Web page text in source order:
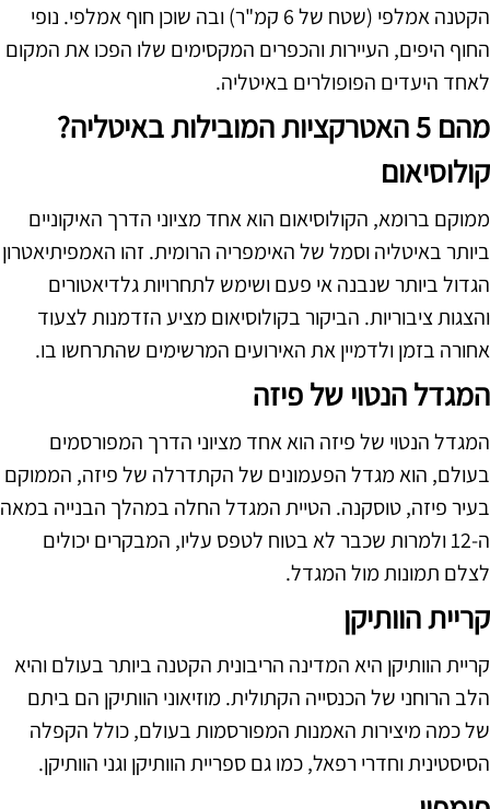
הקטנה אמלפי (שטח של 6 קמ"ר) ובה שוכן חוף אמלפי. נופי
החוף היפים, העיירות והכפרים המקסימים שלו הפכו את המקום
לאחד היעדים הפופולרים באיטליה.
מהם 5 האטרקציות המובילות באיטליה?
קולוסיאום
ממוקם ברומא, הקולוסיאום הוא אחד מציוני הדרך האיקוניים
ביותר באיטליה וסמל של האימפריה הרומית. זהו האמפיתיאטרון
הגדול ביותר שנבנה אי פעם ושימש לתחרויות גלדיאטורים
והצגות ציבוריות. הביקור בקולוסיאום מציע הזדמנות לצעוד
אחורה בזמן ולדמיין את האירועים המרשימים שהתרחשו בו.
המגדל הנטוי של פיזה
המגדל הנטוי של פיזה הוא אחד מציוני הדרך המפורסמים
בעולם, הוא מגדל הפעמונים של הקתדרלה של פיזה, הממוקם
בעיר פיזה, טוסקנה. הטיית המגדל החלה במהלך הבנייה במאה
ה-12 ולמרות שכבר לא בטוח לטפס עליו, המבקרים יכולים
לצלם תמונות מול המגדל.
קריית הוותיקן
קריית הוותיקן היא המדינה הריבונית הקטנה ביותר בעולם והיא
הלב הרוחני של הכנסייה הקתולית. מוזיאוני הוותיקן הם ביתם
של כמה מיצירות האמנות המפורסמות בעולם, כולל הקפלה
הסיסטינית וחדרי רפאל, כמו גם ספריית הוותיקן וגני הוותיקן.